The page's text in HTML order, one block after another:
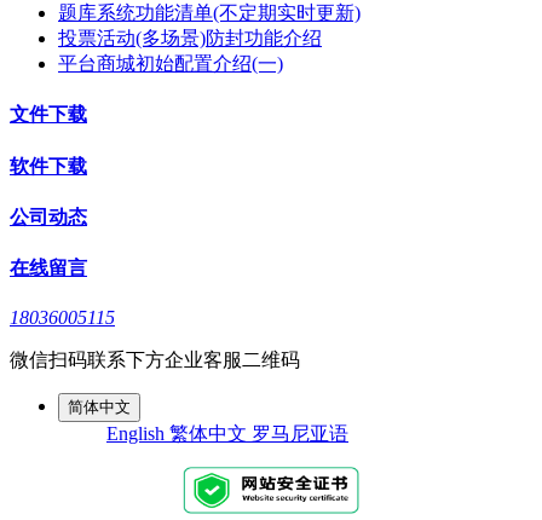
题库系统功能清单(不定期实时更新)
投票活动(多场景)防封功能介绍
平台商城初始配置介绍(一)
文件下载
软件下载
公司动态
在线留言
18036005115
微信扫码联系下方企业客服二维码
简体中文
English 繁体中文 罗马尼亚语